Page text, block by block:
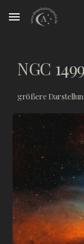
Skip to main
NGC 1499
größere